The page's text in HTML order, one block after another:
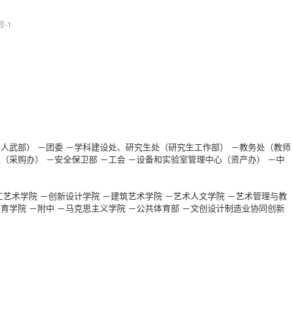
武部） －团委 －学科建设处、研究生处（研究生工作部）
－教务处（教师
采购办） －安全保卫部 －工会 －设备和实验室管理中心（资产办）
－中
艺术学院 －创新设计学院 －建筑艺术学院 －艺术人文学院 －艺术管理与教
学院 －附中 －马克思主义学院 －公共体育部 －文创设计制造业协同创新
-1